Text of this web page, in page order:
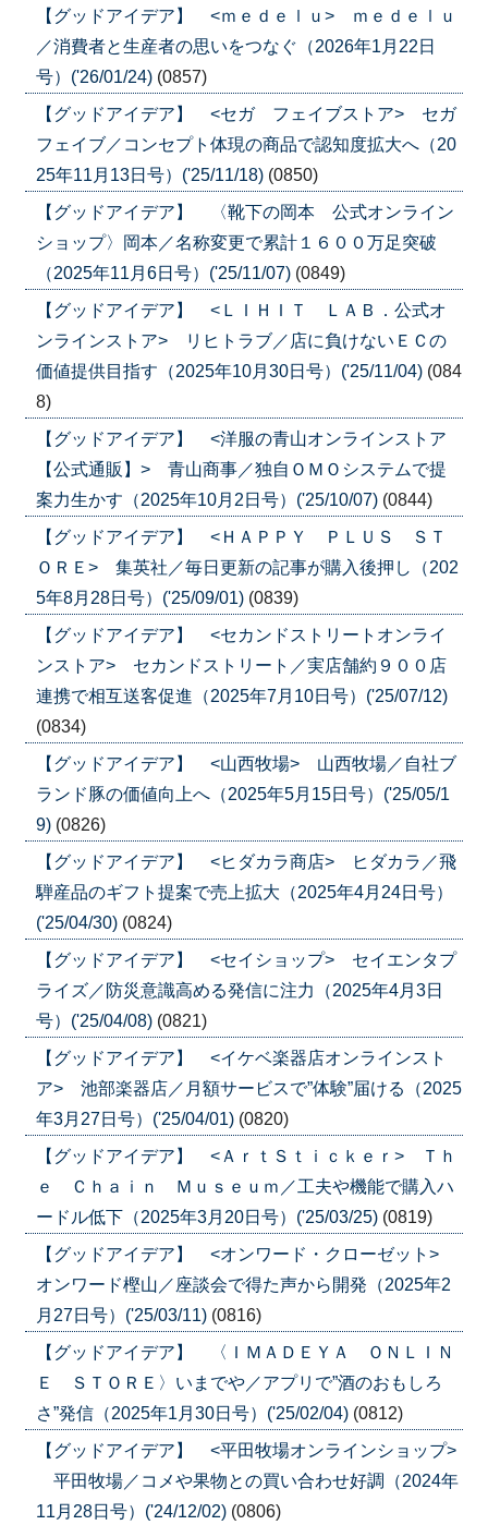
【グッドアイデア】 <ｍｅｄｅｌｕ> ｍｅｄｅｌｕ
／消費者と生産者の思いをつなぐ（2026年1月22日
号）('26/01/24) (0857)
【グッドアイデア】 <セガ フェイブストア> セガ
フェイブ／コンセプト体現の商品で認知度拡大へ（20
25年11月13日号）('25/11/18) (0850)
【グッドアイデア】 〈靴下の岡本 公式オンライン
ショップ〉岡本／名称変更で累計１６００万足突破
（2025年11月6日号）('25/11/07) (0849)
【グッドアイデア】 <ＬＩＨＩＴ ＬＡＢ．公式オ
ンラインストア> リヒトラブ／店に負けないＥＣの
価値提供目指す（2025年10月30日号）('25/11/04) (084
8)
【グッドアイデア】 <洋服の青山オンラインストア
【公式通販】> 青山商事／独自ＯＭＯシステムで提
案力生かす（2025年10月2日号）('25/10/07) (0844)
【グッドアイデア】 <ＨＡＰＰＹ ＰＬＵＳ ＳＴ
ＯＲＥ> 集英社／毎日更新の記事が購入後押し（202
5年8月28日号）('25/09/01) (0839)
【グッドアイデア】 <セカンドストリートオンライ
ンストア> セカンドストリート／実店舗約９００店
連携で相互送客促進（2025年7月10日号）('25/07/12)
(0834)
【グッドアイデア】 <山西牧場> 山西牧場／自社ブ
ランド豚の価値向上へ（2025年5月15日号）('25/05/1
9) (0826)
【グッドアイデア】 <ヒダカラ商店> ヒダカラ／飛
騨産品のギフト提案で売上拡大（2025年4月24日号）
('25/04/30) (0824)
【グッドアイデア】 <セイショップ> セイエンタプ
ライズ／防災意識高める発信に注力（2025年4月3日
号）('25/04/08) (0821)
【グッドアイデア】 <イケベ楽器店オンラインスト
ア> 池部楽器店／月額サービスで”体験”届ける（2025
年3月27日号）('25/04/01) (0820)
【グッドアイデア】 <ＡｒｔＳｔｉｃｋｅｒ> Ｔｈ
ｅ Ｃｈａｉｎ Ｍｕｓｅｕｍ／工夫や機能で購入ハ
ードル低下（2025年3月20日号）('25/03/25) (0819)
【グッドアイデア】 <オンワード・クローゼット>
オンワード樫山／座談会で得た声から開発（2025年2
月27日号）('25/03/11) (0816)
【グッドアイデア】 〈ＩＭＡＤＥＹＡ ＯＮＬＩＮ
Ｅ ＳＴＯＲＥ〉いまでや／アプリで”酒のおもしろ
さ”発信（2025年1月30日号）('25/02/04) (0812)
【グッドアイデア】 <平田牧場オンラインショップ>
平田牧場／コメや果物との買い合わせ好調（2024年
11月28日号）('24/12/02) (0806)